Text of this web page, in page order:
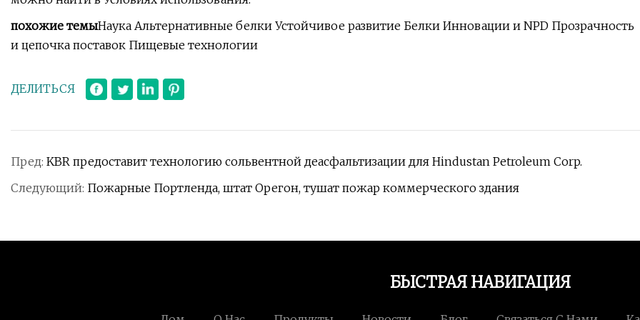
похожие темыНаука Альтернативные белки Устойчивое развитие Белки Инновации и NPD Прозрачность
и цепочка поставок Пищевые технологии
ДЕЛИТЬСЯ
Пред: KBR предоставит технологию сольвентной деасфальтизации для Hindustan Petroleum Corp.
Следующий: Пожарные Портленда, штат Орегон, тушат пожар коммерческого здания
БЫСТРАЯ НАВИГАЦИЯ